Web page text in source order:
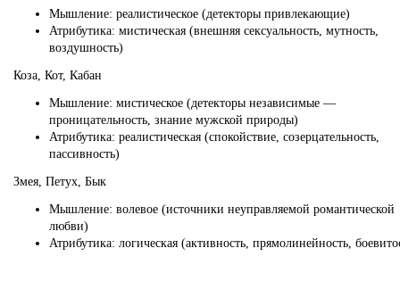
Мышление: реалистическое (детекторы привлекающие)
Атрибутика: мистическая (внешняя сексуальность, мутность,
воздушность)
Коза, Кот, Кабан
Мышление: мистическое (детекторы независимые —
проницательность, знание мужской природы)
Атрибутика: реалистическая (спокойствие, созерцательность,
пассивность)
Змея, Петух, Бык
Мышление: волевое (источники неуправляемой романтической
любви)
Атрибутика: логическая (активность, прямолинейность,